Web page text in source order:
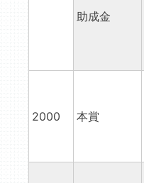
助成金
2000 本賞